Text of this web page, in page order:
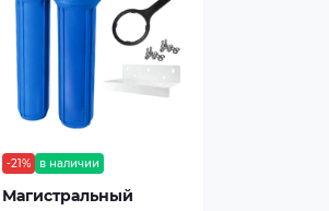
-21% в наличии
Магистральный